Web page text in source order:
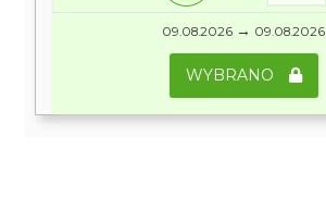
09.08.2026 → 09.08.2026
WYBRANO